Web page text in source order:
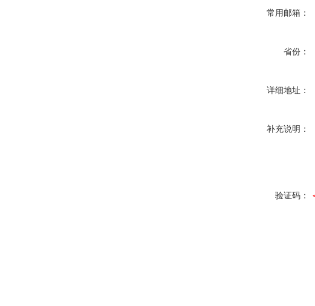
常用邮箱：
省份：
详细地址：
补充说明：
验证码：